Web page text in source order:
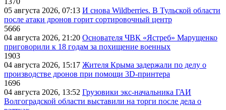
05 августа 2026, 07:13 И снова Wildberries. В Тульской области
после атаки дронов горит сортировочный центр
5666
04 августа 2026, 21:20 Основателя ЧВК «Ястреб» Марущенко
приговорили к 18 годам за похищение военных
1903
04 августа 2026, 15:17 Жителя Крыма задержали по делу о
производстве дронов при помощи 3D‑принтера
1696
04 августа 2026, 13:52 Грузовики экс-начальника ГАИ
Волгоградской области выставили на торги после дела о